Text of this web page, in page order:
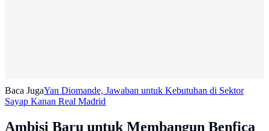
Baca JugaYan Diomande, Jawaban untuk Kebutuhan di Sektor
Sayap Kanan Real Madrid
Ambisi Baru untuk Membangun Benfica